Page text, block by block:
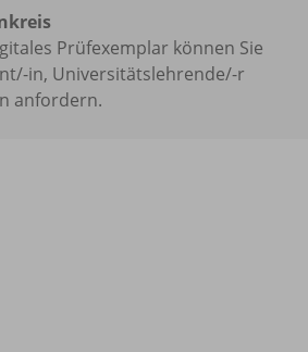
Prüfexemplar können Sie
in, Universitätslehrende/-r
anfordern.